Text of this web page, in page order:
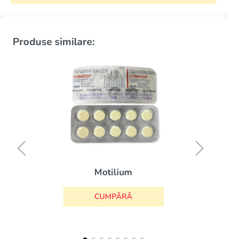
Produse similare: